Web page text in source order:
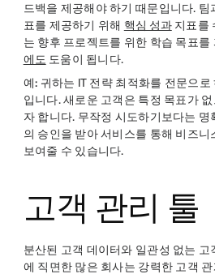
드백을 제공해야 하기 때문입니다.
표를 제공하기 위해 핵심 성과지표를
는 향후 프로젝트를 위한 학습 목표
에도 도움이 됩니다.
예: 귀하는 IT 전략 최적화를 전문으
입니다. 새로운 고객은 특정 목표가
자 합니다. 무작정 시도하기보다는 명
의 승인을 받아 서비스를 통해 비즈니
보여줄 수 있습니다.
고객 관리 툴
분산된 고객 데이터와 일관성 없는 고
에 직면한 많은 회사는 강력한 고객